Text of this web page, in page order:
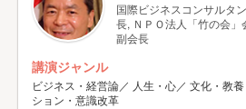
国際ビジネスコンサルタ
長, ＮＰＯ法人「竹の会
副会長
講演ジャンル
ビジネス・経営論／ 人生・心／ 文化・教
ション・意識改革